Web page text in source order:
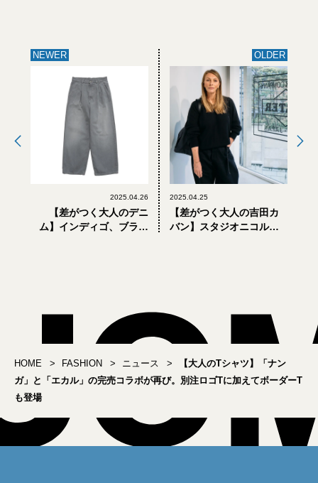
NEWER
2025.04.26
【差がつく大人のデニ
ム】インディゴ、ブラッ
OLDER
2025.04.25
【差がつく大人の吉田カ
バン】スタジオニコルソ
HOME FASHION ニュース
【大人のTシャツ】「ナン
ガ」と「エカル」の完売コラボが再び。別注ロゴTに加えてボーダーT
も登場